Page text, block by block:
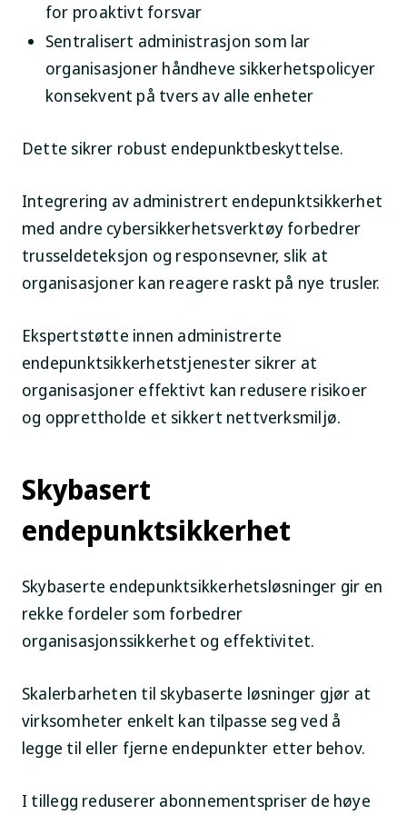
for proaktivt forsvar
Sentralisert administrasjon som lar
organisasjoner håndheve sikkerhetspolicyer
konsekvent på tvers av alle enheter
Dette sikrer robust endepunktbeskyttelse.
Integrering av administrert endepunktsikkerhet
med andre cybersikkerhetsverktøy forbedrer
trusseldeteksjon og responsevner, slik at
organisasjoner kan reagere raskt på nye trusler.
Ekspertstøtte innen administrerte
endepunktsikkerhetstjenester sikrer at
organisasjoner effektivt kan redusere risikoer
og opprettholde et sikkert nettverksmiljø.
Skybasert
endepunktsikkerhet
Skybaserte endepunktsikkerhetsløsninger gir en
rekke fordeler som forbedrer
organisasjonssikkerhet og effektivitet.
Skalerbarheten til skybaserte løsninger gjør at
virksomheter enkelt kan tilpasse seg ved å
legge til eller fjerne endepunkter etter behov.
I tillegg reduserer abonnementspriser de høye